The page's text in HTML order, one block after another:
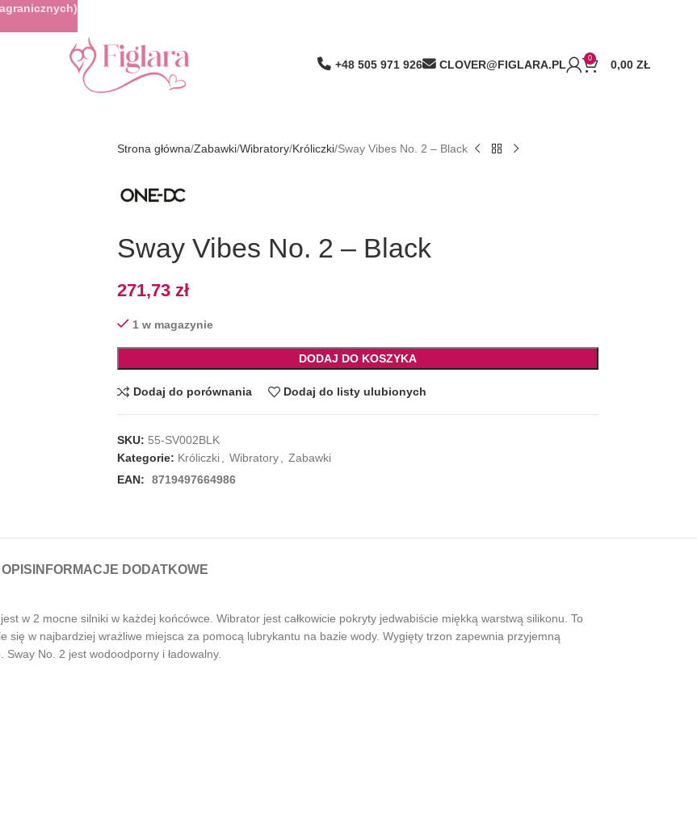
+48 505 971 926 CLOVER@FIGLARA.PL 0 0,00 ZŁ
Strona główna Zabawki Wibratory Króliczki Sway Vibes No. 2 – Black
Sway Vibes No. 2 – Black
271,73 zł
1 w magazynie
DODAJ DO KOSZYKA
Dodaj do porównania Dodaj do listy ulubionych
SKU: 55-SV002BLK
Kategorie: Króliczki Wibratory
Zabawki
EAN:
8719497664986
OPIS INFORMACJE DODATKOWE
w 2 mocne silniki w każdej końcówce. Wibrator jest całkowicie pokryty jedwabiście miękką warstwą silikonu. To
się w najbardziej wrażliwe miejsca za pomocą lubrykantu na bazie wody. Wygięty trzon zapewnia przyjemną
No. 2 jest wodoodporny i ładowalny.